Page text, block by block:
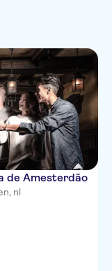
de Amesterdão
nl